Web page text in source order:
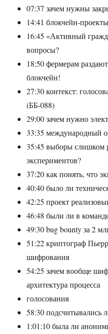
07:37 зачем нужны
14:41 блокчейн-
16:45 «Активный
вопросы?
18:50 фермерам
блокчейн!
27:30 контекст:
(ББ-088)
29:00 зачем нужно
33:35 международный
35:45 выборы слишком
экспериментов?
37:20 как понять, что
40:40 было ли
42:25 проект
46:48 были ли в
49:30 bug bounty за 2
51:22 криптограф
шифрования
54:25 зачем вообще
архитектура процесса
голосования
58:30 подсчитывались
1:01:10 была ли